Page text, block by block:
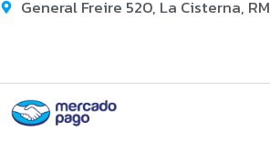
General Freire 520, La Cisterna, RM